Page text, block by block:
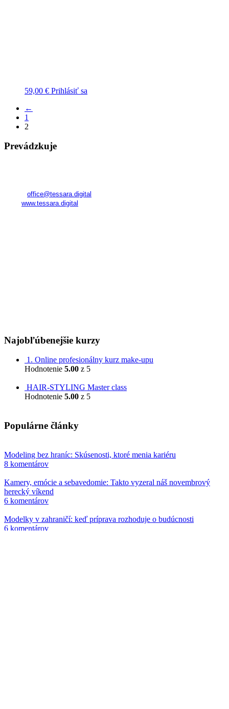
59,00 € Prihlásiť sa
←
1
2
Prevádzkuje
office@tessara.digital
www.tessara.digital
Najobľúbenejšie kurzy
1. Online profesionálny kurz make-upu
Hodnotenie 5.00 z 5
HAIR-STYLING Master class
Hodnotenie 5.00 z 5
Populárne články
Modeling bez hraníc: Skúsenosti, ktoré menia kariéru
8 komentárov
Kamery, emócie a sebavedomie: Takto vyzeral náš novembrový
herecký víkend
6 komentárov
Modelky v zahraničí: keď príprava rozhoduje o budúcnosti
6 komentárov